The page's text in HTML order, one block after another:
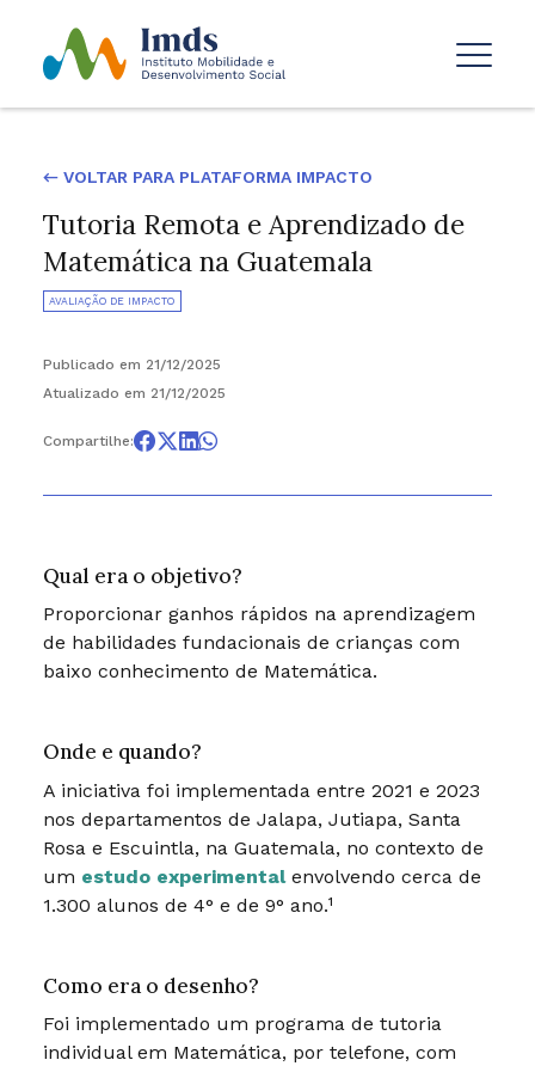
← VOLTAR PARA PLATAFORMA IMPACTO
Tutoria Remota e Aprendizado de
Matemática na Guatemala
AVALIAÇÃO DE IMPACTO
Publicado em 21/12/2025
Atualizado em 21/12/2025
Compartilhe:
Qual era o objetivo?
Proporcionar ganhos rápidos na aprendizagem
de habilidades fundacionais de crianças com
baixo conhecimento de Matemática.
Onde e quando?
A iniciativa foi implementada entre 2021 e 2023
nos departamentos de Jalapa, Jutiapa, Santa
Rosa e Escuintla, na Guatemala, no contexto de
um estudo experimentalenvolvendo cerca de
1.300 alunos de 4° e de 9° ano.¹
Como era o desenho?
Foi implementado um programa de tutoria
individual em Matemática, por telefone, com